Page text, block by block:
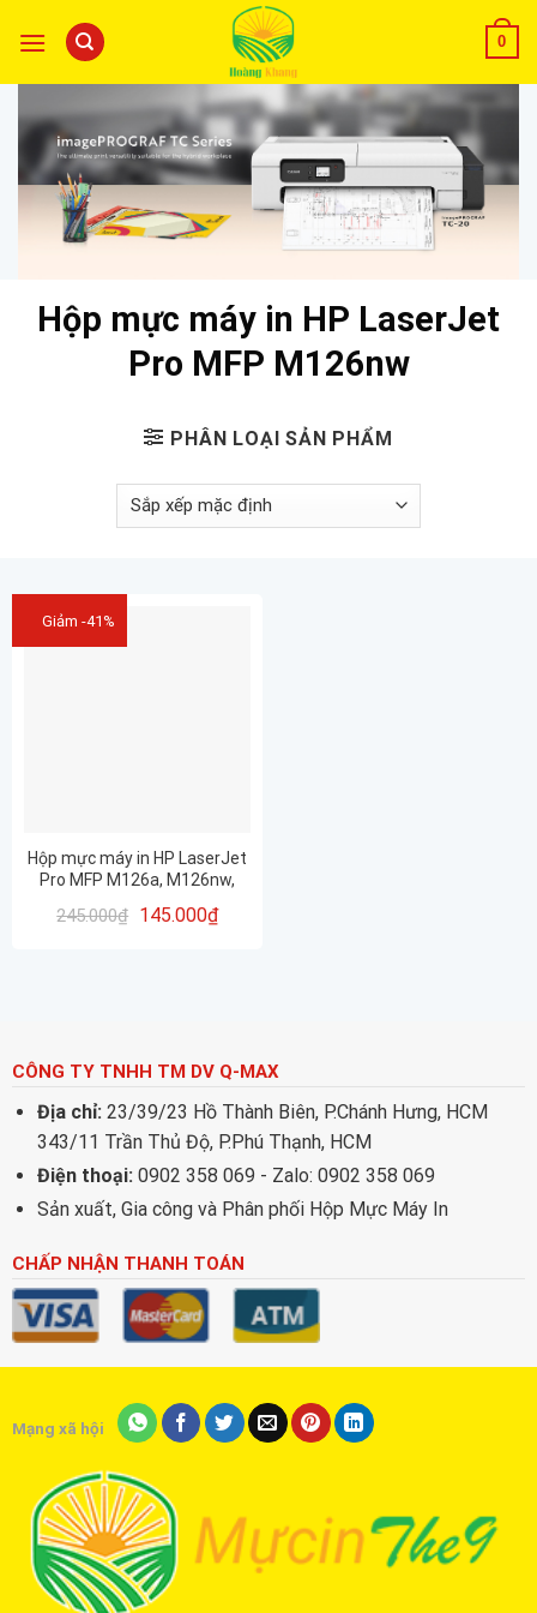
0
Hộp mực máy in HP LaserJet
Pro MFP M126nw
PHÂN LOẠI SẢN PHẨM
Giảm -41%
Hộp mực máy in HP LaserJet
Pro MFP M126a, M126nw,
88a/85a/78a
245.000₫ 145.000₫
CÔNG TY TNHH TM DV Q-MAX
Địa chỉ: 23/39/23 Hồ Thành Biên, P.Chánh Hưng, HCM
343/11 Trần Thủ Độ, P.Phú Thạnh, HCM
Điện thoại: 0902 358 069 - Zalo: 0902 358 069
Sản xuất, Gia công và Phân phối Hộp Mực Máy In
CHẤP NHẬN THANH TOÁN
Mạng xã hội